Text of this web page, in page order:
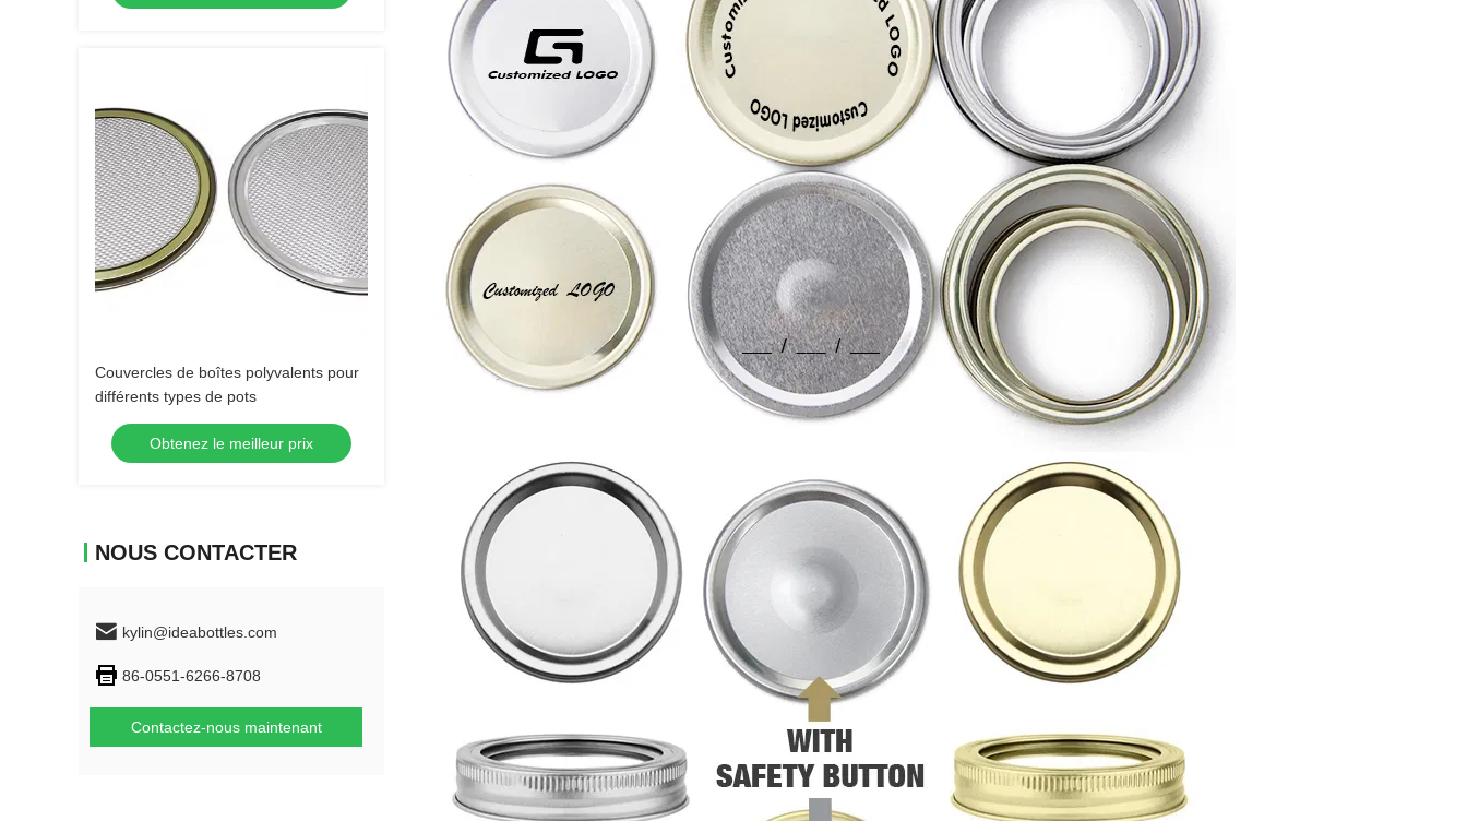
Couvercles de boîtes polyvalents pour
différents types de pots
Obtenez le meilleur prix
NOUS CONTACTER
kylin@ideabottles.com
86-0551-6266-8708
Contactez-nous maintenant